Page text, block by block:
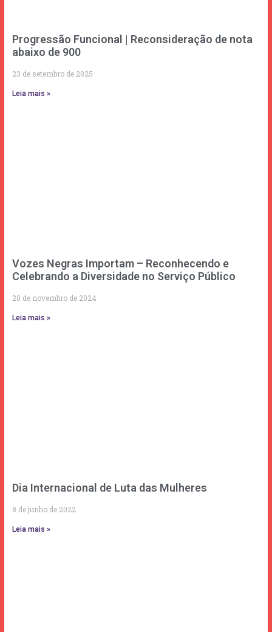
Progressão Funcional | Reconsideração de nota
abaixo de 900
23 de setembro de 2025
Leia mais »
Vozes Negras Importam – Reconhecendo e
Celebrando a Diversidade no Serviço Público
20 de novembro de 2024
Leia mais »
Dia Internacional de Luta das Mulheres
8 de junho de 2022
Leia mais »